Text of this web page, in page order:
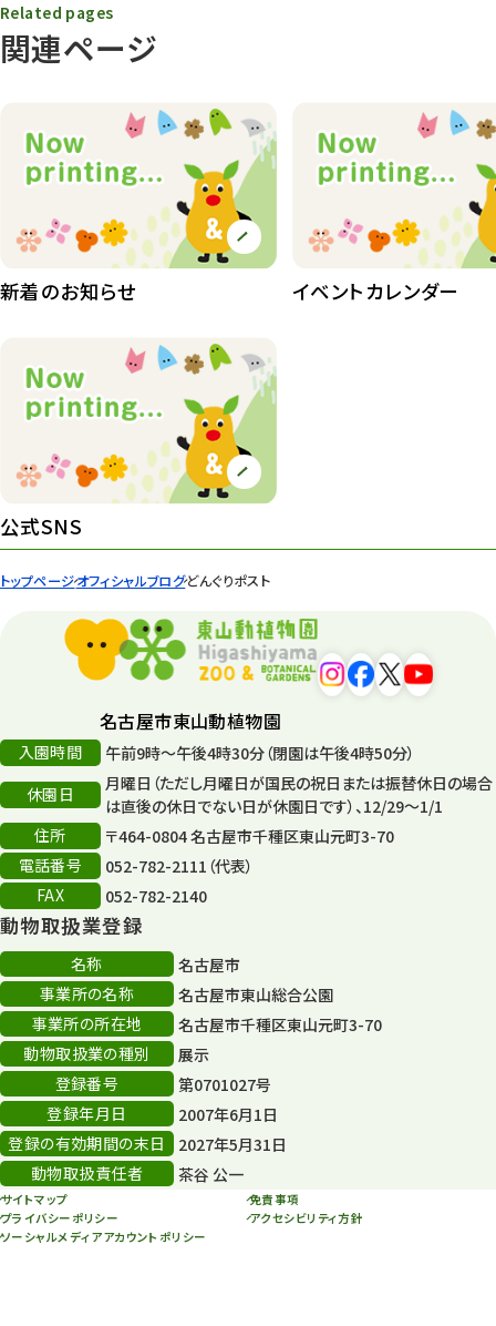
トップページオフィシャルブログどんぐりポスト
動物園その他
407
植物園長の庭
植物園 その他 423
83
イベント
園内の様子
遊園地 6
平和公園
再生
再生フォーラム 14
80周年
その他
その他イベント
スカイタワー
年末年始のイベント
秋まつり
関連ページ
Related pages
新着のお知らせ イベントカレンダー
公式SNS
名古屋市東山動植物園
入園時間
午前9時～午後4時30分（閉園は午後4時50分）
休園日
月曜日（ただし月曜日が国民の祝日または振替休日の場合
は直後の休日でない日が休園日です）、12/29～1/1
住所
〒464-0804 名古屋市千種区東山元町3-70
電話番号
052-782-2111（代表）
FAX
052-782-2140
動物取扱業登録
名称
名古屋市
事業所の名称
名古屋市東山総合公園
事業所の所在地
名古屋市千種区東山元町3-70
動物取扱業の種別
展示
登録番号
第0701027号
登録年月日
2007年6月1日
登録の有効期間の末日
2027年5月31日
動物取扱責任者
茶谷 公一
サイトマップ
免責事項
プライバシーポリシー
アクセシビリティ方針
ソーシャルメディアアカウントポリシー